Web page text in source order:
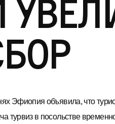
Эфиопия объявила, что
турвиз в посольстве